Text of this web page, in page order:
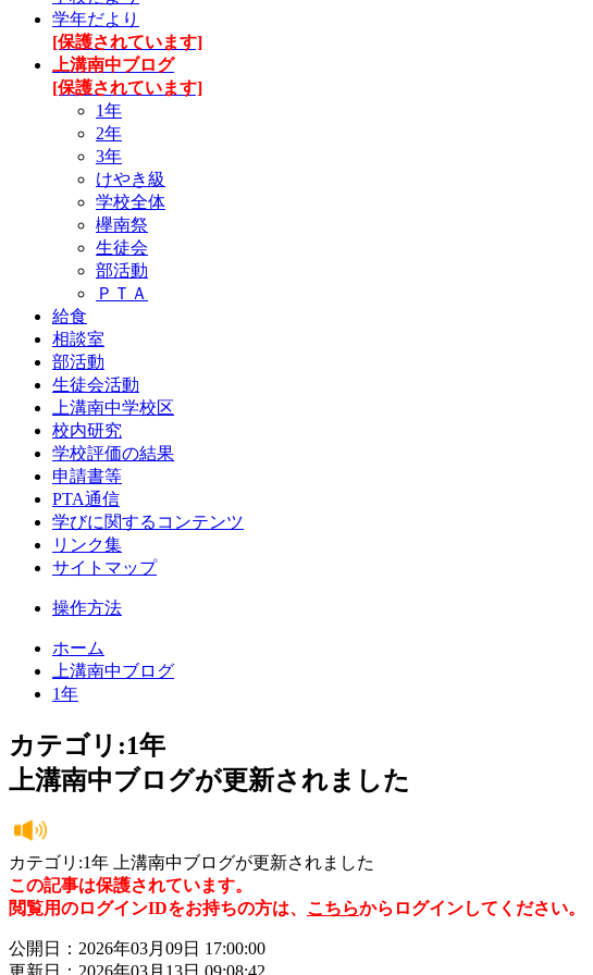
学年だより
[保護されています]
上溝南中ブログ
[保護されています]
1年
2年
3年
けやき級
学校全体
欅南祭
生徒会
部活動
ＰＴＡ
給食
相談室
部活動
生徒会活動
上溝南中学校区
校内研究
学校評価の結果
申請書等
PTA通信
学びに関するコンテンツ
リンク集
サイトマップ
操作方法
ホーム
上溝南中ブログ
1年
カテゴリ:1年
上溝南中ブログが更新されました
カテゴリ:1年 上溝南中ブログが更新されました
この記事は保護されています。
閲覧用のログインIDをお持ちの方は、 こちらからログインしてください。
公開日：2026年03月09日 17:00:00
更新日：2026年03月13日 09:08:42